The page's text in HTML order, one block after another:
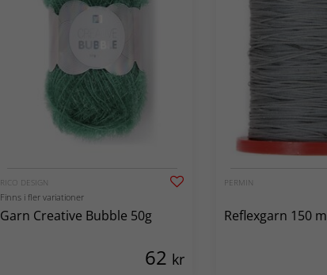
RICO DESIGN
Finns i fler variationer
Garn Creative Bubble 50g
62 kr
PERMIN
Reflexgarn 150 m